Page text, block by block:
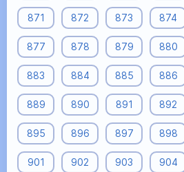
871 872 873 874
877 878 879 880
883 884 885 886
889 890 891 892
895 896 897 898
901 902 903 904